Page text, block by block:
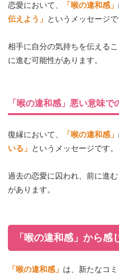
恋愛において、 「喉の違和感」
伝えよう」 というメッセージで
相手に自分の気持ちを伝える
に進む可能性があります。
「喉の違和感」悪い意味で
復縁において、 「喉の違和感」
いる」 というメッセージです。
過去の恋愛に囚われ、前に進
があります。
「喉の違和感」から感
「喉の違和感」 は、新たなコ